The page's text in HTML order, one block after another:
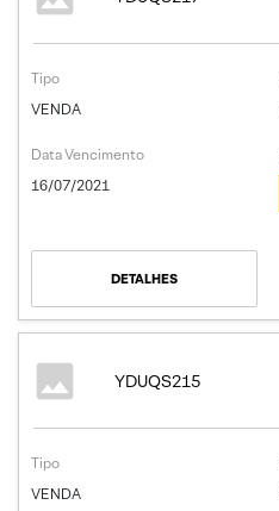
Tipo
VENDA
Data Vencimento
16/07/2021
DETALHES
YDUQS215
Tipo
VENDA